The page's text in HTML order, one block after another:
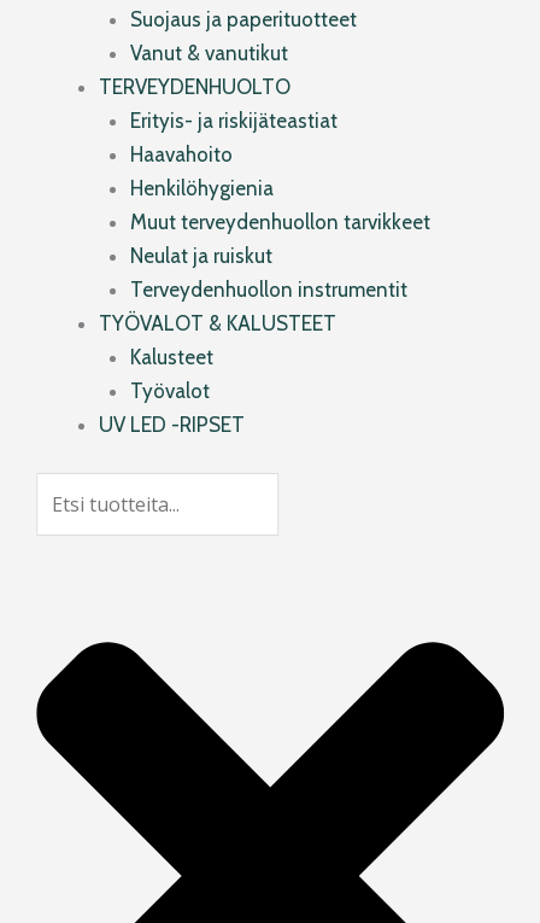
Suojaus ja paperituotteet
Vanut & vanutikut
TERVEYDENHUOLTO
Erityis- ja riskijäteastiat
Haavahoito
Henkilöhygienia
Muut terveydenhuollon tarvikkeet
Neulat ja ruiskut
Terveydenhuollon instrumentit
TYÖVALOT & KALUSTEET
Kalusteet
Työvalot
UV LED -RIPSET